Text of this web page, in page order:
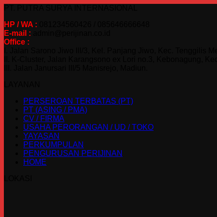
HP / WA :
E-mail :
Office :
PERSEROAN TERBATAS (PT)
PT (ASING / PMA)
CV / FIRMA
USAHA PERORANGAN / UD / TOKO
YAYASAN
PERKUMPULAN
PENGURUSAN PERIJINAN
HOME